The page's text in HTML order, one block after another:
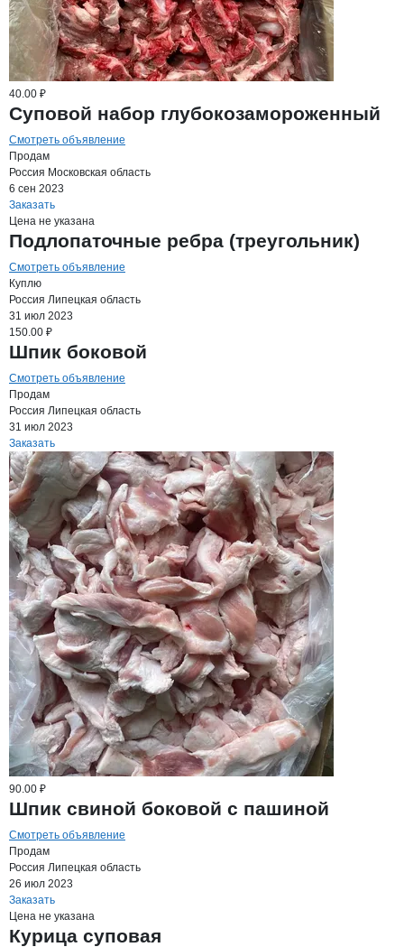
40.00 ₽
Суповой набор глубокозамороженный
Смотреть объявление
Продам
Россия Московская область
6 сен 2023
Заказать
Цена не указана
Подлопаточные ребра (треугольник)
Смотреть объявление
Куплю
Россия Липецкая область
31 июл 2023
150.00 ₽
Шпик боковой
Смотреть объявление
Продам
Россия Липецкая область
31 июл 2023
Заказать
90.00 ₽
Шпик свиной боковой с пашиной
Смотреть объявление
Продам
Россия Липецкая область
26 июл 2023
Заказать
Цена не указана
Курица суповая